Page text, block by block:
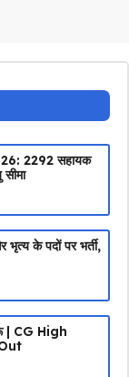
2292 सहायक
के पदों पर भर्ती,
| CG High